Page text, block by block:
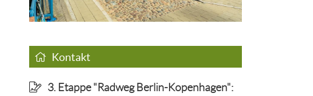
Kontakt
3. Etappe "Radweg Berlin-Kopenhagen":